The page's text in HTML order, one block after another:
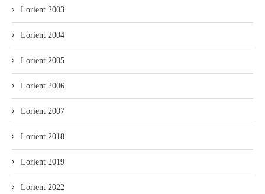
Lorient 2003
Lorient 2004
Lorient 2005
Lorient 2006
Lorient 2007
Lorient 2018
Lorient 2019
Lorient 2022